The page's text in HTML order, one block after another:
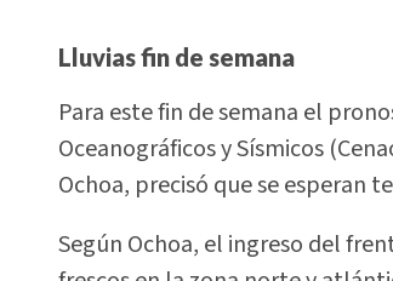
Lluvias fin de semana
Para este fin de semana el
Oceanográficos y Sísmicos
Ochoa, precisó que se esperan
Según Ochoa, el ingreso del